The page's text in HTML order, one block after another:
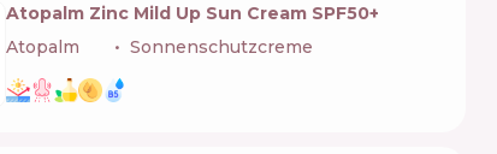
Atopalm Zinc Mild Up Sun Cream SPF50+
Atopalm
Sonnenschutzcreme